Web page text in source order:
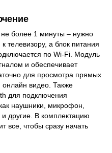
более 1 минуты – нужно
телевизору, а блок питания
по Wi-Fi. Модуль
и обеспечивает
для просмотра прямых
онлайн видео. Также
для подключения
наушники, микрофон,
другие. В комплектацию
все, чтобы сразу начать